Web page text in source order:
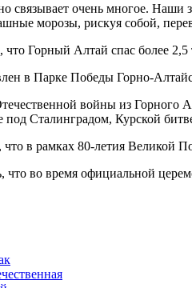
связывает очень многое. Наши
морозы, рискуя собой,
Горный Алтай спас более
в Парке Победы Горно-
войны из Горного
под Сталинградом, Курской
что в рамках 80-летия Великой
что во время официальной